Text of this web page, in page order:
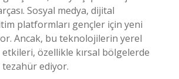
Sosyal medya, dijital
platformları gençler için yeni
Ancak, bu teknolojilerin yerel
özellikle kırsal bölgelerde
ediyor.